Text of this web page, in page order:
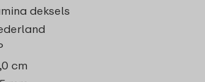
deksels
cm